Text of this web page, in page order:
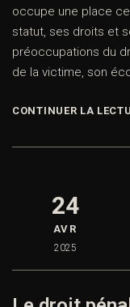
occupe une place
statut, ses droits et
préoccupations du
de la victime, son
CONTINUER LA
24
AVR
2025